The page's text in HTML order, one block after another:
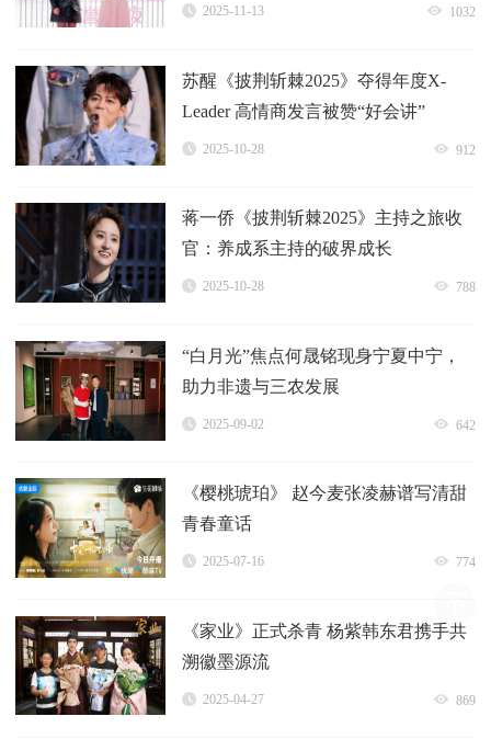
2025-11-13 1032
苏醒《披荆斩棘2025》夺得年度X-
Leader 高情商发言被赞“好会讲”
2025-10-28 912
蒋一侨《披荆斩棘2025》主持之旅收
官：养成系主持的破界成长
2025-10-28 788
“白月光”焦点何晟铭现身宁夏中宁，
助力非遗与三农发展
2025-09-02 642
《樱桃琥珀》 赵今麦张凌赫谱写清甜
青春童话
2025-07-16 774
《家业》正式杀青 杨紫韩东君携手共
溯徽墨源流
2025-04-27 869